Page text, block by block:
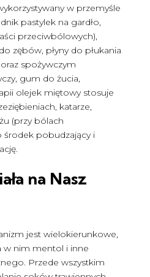
w przemyśle
pastylek na gardło,
przeciwbólowych),
zębów, płyny do płukania
spożywczym
gum do żucia,
olejek miętowy stosuje
katarze,
(przy bólach
środek pobudzający i
na Nasz
jest wielokierunkowe,
w nim mentol i inne
Przede wszystkim